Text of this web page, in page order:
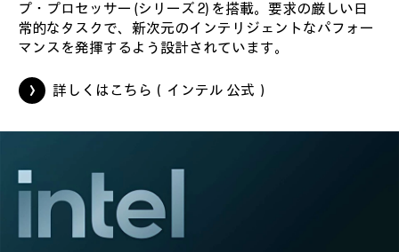
プ・プロセッサー (シリーズ 2) を搭載。要求の厳しい日
常的なタスクで、新次元のインテリジェントなパフォー
マンスを発揮するよう設計されています。
詳しくはこちら（インテル 公式）